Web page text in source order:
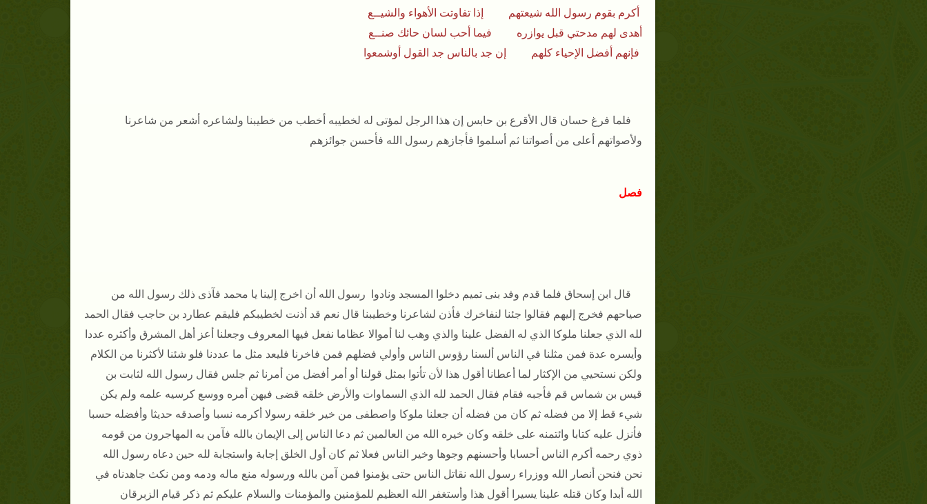
أكرم بقوم رسول الله شيعتهم إذا تفاوتت الأهواء والشيــع
أهدى لهم مدحتي قبل يوازره فيما أحب لسان حائك صنــع
فإنهم أفضل الإحياء كلهم إن جد بالناس جد القول أوشمعوا
فلما فرغ حسان قال الأقرع بن حابس إن هذا الرجل لمؤتى له لخطيبه أخطب من خطيبنا ولشاعره أشعر من شاعرنا
ولأصواتهم أعلى من أصواتنا ثم أسلموا فأجازهم رسول الله فأحسن جوائزهم
فصل
قال ابن إسحاق فلما قدم وفد بنى تميم دخلوا المسجد ونادوا رسول الله أن اخرج إلينا يا محمد فآذى ذلك رسول الله من
صياحهم فخرج إليهم فقالوا جئنا لنفاخرك فأذن لشاعرنا وخطيبنا قال نعم قد أذنت لخطيبكم فليقم عطارد بن حاجب فقال الحمد
لله الذي جعلنا ملوكا الذي له الفضل علينا والذي وهب لنا أموالا عظاما نفعل فيها المعروف وجعلنا أعز أهل المشرق وأكثره عددا
وأيسره عدة فمن مثلنا في الناس ألسنا رؤوس الناس وأولي فضلهم فمن فاخرنا فليعد مثل ما عددنا فلو شئنا لأكثرنا من الكلام
ولكن نستحيي من الإكثار لما أعطانا أقول هذا لأن تأتوا بمثل قولنا أو أمر أفضل من أمرنا ثم جلس فقال رسول الله لثابت بن
قيس بن شماس قم فأجبه فقام فقال الحمد لله الذي السماوات والأرض خلقه قضى فيهن أمره ووسع كرسيه علمه ولم يكن
شيء قط إلا من فضله ثم كان من فضله أن جعلنا ملوكا واصطفى من خير خلقه رسولا أكرمه نسبا وأصدقه حديثا وأفضله حسبا
فأنزل عليه كتابا وائتمنه على خلقه وكان خيره الله من العالمين ثم دعا الناس إلى الإيمان بالله فآمن به المهاجرون من قومه
ذوي رحمه أكرم الناس أحسابا وأحسنهم وجوها وخير الناس فعلا ثم كان أول الخلق إجابة واستجابة لله حين دعاه رسول الله
نحن فنحن أنصار الله ووزراء رسول الله نقاتل الناس حتى يؤمنوا فمن آمن بالله ورسوله منع ماله ودمه ومن نكث جاهدناه في
الله أبدا وكان قتله علينا يسيرا أقول هذا وأستغفر الله العظيم للمؤمنين والمؤمنات والسلام عليكم ثم ذكر قيام الزبرقان